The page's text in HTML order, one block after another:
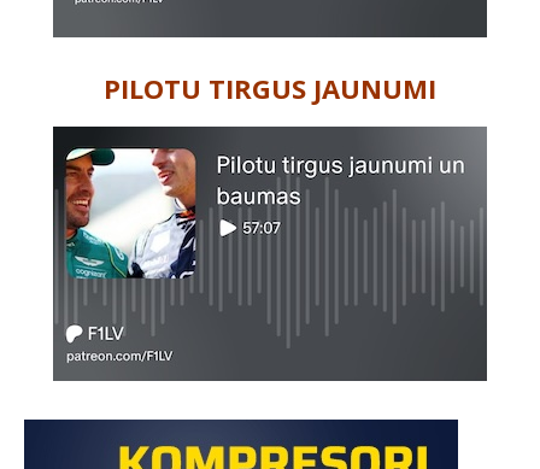
PILOTU TIRGUS JAUNUMI